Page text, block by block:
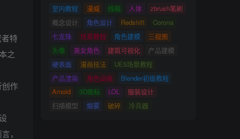
特
之
作
，
室内教程
漫威 线稿 人体
zbrush笔刷
概念设计
角色设计 Redshift
Corona
七龙珠
场景教程 角色建模
三视图
头像
美女角色 建筑可视化
产品建模
硬表面
漫画技法
UE5场景教程
产品渲染
角色动画
Blender初级教程
Arnold
3D图标 LOL
服装设计
扫描模型
烟雾 破碎 冷兵器